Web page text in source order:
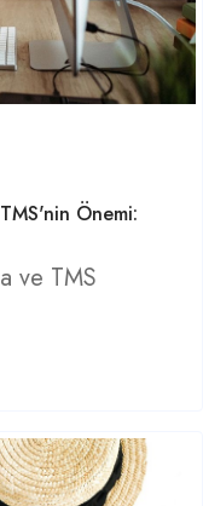
Önemi:
ve TMS